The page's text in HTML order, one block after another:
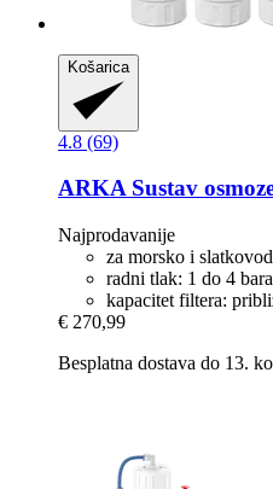
Košarica
4.8 (69)
ARKASustav
Najprodavanije
za morsko i
radni tlak: 1 do 4 bara
kapacitet filtera:
€ 270,99
Besplatna dostava do 13.